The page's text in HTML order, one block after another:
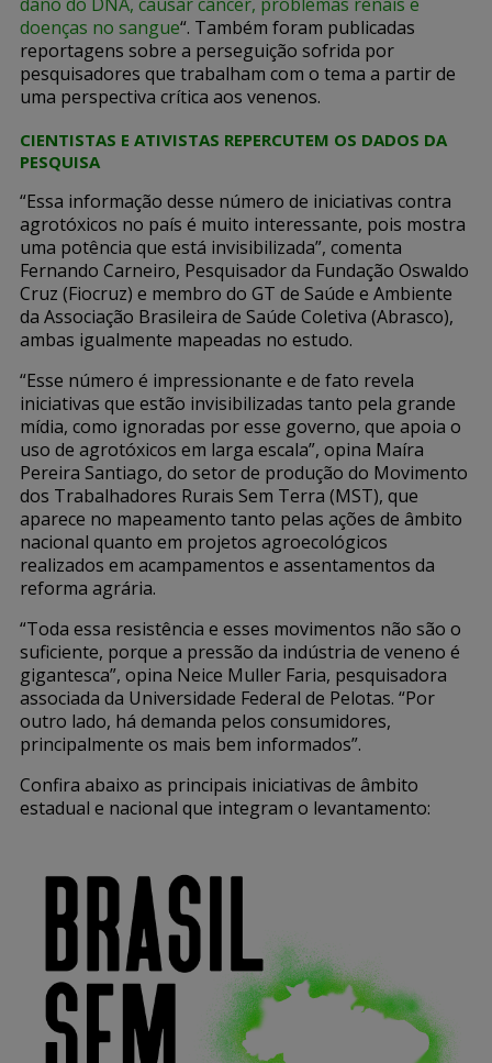
doenças no sangue“. Também foram publicadas
reportagens sobre a perseguição sofrida por
pesquisadores que trabalham com o tema a partir de
uma perspectiva crítica aos venenos.
CIENTISTAS E ATIVISTAS REPERCUTEM OS DADOS DA
PESQUISA
“Essa informação desse número de iniciativas contra
agrotóxicos no país é muito interessante, pois mostra
uma potência que está invisibilizada”, comenta
Fernando Carneiro, Pesquisador da Fundação Oswaldo
Cruz (Fiocruz) e membro do GT de Saúde e Ambiente
da Associação Brasileira de Saúde Coletiva (Abrasco),
ambas igualmente mapeadas no estudo.
“Esse número é impressionante e de fato revela
iniciativas que estão invisibilizadas tanto pela grande
mídia, como ignoradas por esse governo, que apoia o
uso de agrotóxicos em larga escala”, opina Maíra
Pereira Santiago, do setor de produção do Movimento
dos Trabalhadores Rurais Sem Terra (MST), que
aparece no mapeamento tanto pelas ações de âmbito
nacional quanto em projetos agroecológicos
realizados em acampamentos e assentamentos da
reforma agrária.
“Toda essa resistência e esses movimentos não são o
suficiente, porque a pressão da indústria de veneno é
gigantesca”, opina Neice Muller Faria, pesquisadora
associada da Universidade Federal de Pelotas. “Por
outro lado, há demanda pelos consumidores,
principalmente os mais bem informados”.
Confira abaixo as principais iniciativas de âmbito
estadual e nacional que integram o levantamento: